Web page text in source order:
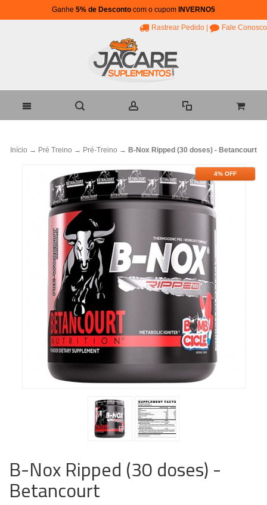
Ganhe 5% de Desconto com o cupom INVERNO5
Rastrear Pedido Fale Conosco
Início → Pré Treino → Pré-Treino → B-Nox Ripped (30 doses) - Betancourt
4% OFF
B-Nox Ripped (30 doses) -
Betancourt